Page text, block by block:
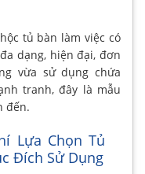
tủ bàn làm việc có
dạng, hiện đại, đơn
vừa sử dụng chứa
tranh, đây là mẫu
đến.
Lựa Chọn Tủ
Đích Sử Dụng